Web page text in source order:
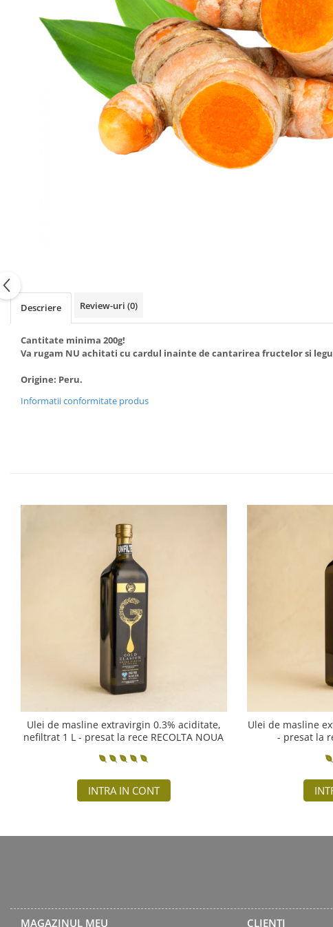
CREME ȘI PASTE TARTINABILE
CONDIMENTE
CEAIURI GRECEȘTI
CIOCOLATĂ ȘI CACAO
Descriere Review-uri (0)
Cantitate minima 200g!
Va rugam NU achitati cu cardul inainte de cantarirea fructelor si
Origine: Peru.
Informatii conformitate produs
Ulei de masline extravirgin 0.3% aciditate,
nefiltrat 1 L - presat la rece RECOLTA NOUA
INTRA IN CONT
Ulei de masline
- presat la
MAGAZINUL MEU CLIENTI